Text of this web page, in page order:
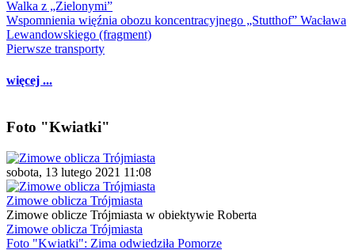
Walka z „Zielonymi”
Wspomnienia więźnia obozu koncentracyjnego „Stutthof” Wacława
Lewandowskiego (fragment)
Pierwsze transporty
więcej ...
Foto "Kwiatki"
sobota, 13 lutego 2021 11:08
Zimowe oblicza Trójmiasta
Zimowe oblicze Trójmiasta w obiektywie Roberta
Zimowe oblicza Trójmiasta
Foto "Kwiatki": Zima odwiedziła Pomorze